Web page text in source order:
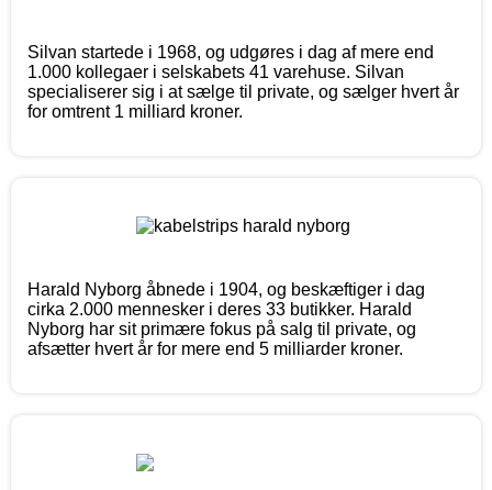
Silvan startede i 1968, og udgøres i dag af mere end
1.000 kollegaer i selskabets 41 varehuse. Silvan
specialiserer sig i at sælge til private, og sælger hvert år
for omtrent 1 milliard kroner.
Harald Nyborg åbnede i 1904, og beskæftiger i dag
cirka 2.000 mennesker i deres 33 butikker. Harald
Nyborg har sit primære fokus på salg til private, og
afsætter hvert år for mere end 5 milliarder kroner.